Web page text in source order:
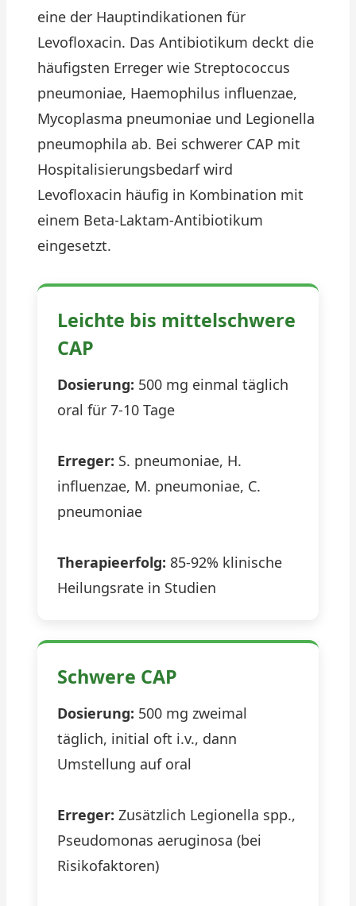
eine der Hauptindikationen für
Levofloxacin. Das Antibiotikum deckt die
häufigsten Erreger wie Streptococcus
pneumoniae, Haemophilus influenzae,
Mycoplasma pneumoniae und Legionella
pneumophila ab. Bei schwerer CAP mit
Hospitalisierungsbedarf wird
Levofloxacin häufig in Kombination mit
einem Beta-Laktam-Antibiotikum
eingesetzt.
Leichte bis mittelschwere
CAP
Dosierung: 500 mg einmal täglich
oral für 7-10 Tage
Erreger: S. pneumoniae, H.
influenzae, M. pneumoniae, C.
pneumoniae
Therapieerfolg: 85-92% klinische
Heilungsrate in Studien
Schwere CAP
Dosierung: 500 mg zweimal
täglich, initial oft i.v., dann
Umstellung auf oral
Erreger: Zusätzlich Legionella spp.,
Pseudomonas aeruginosa (bei
Risikofaktoren)